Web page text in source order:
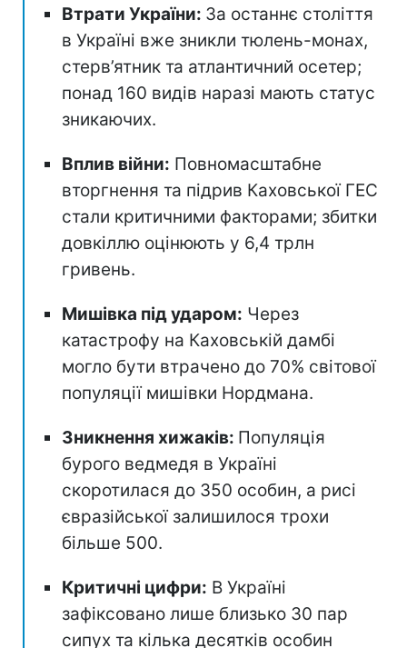
Втрати України: За останнє століття
в Україні вже зникли тюлень-монах,
стерв’ятник та атлантичний осетер;
понад 160 видів наразі мають статус
зникаючих.
Вплив війни: Повномасштабне
вторгнення та підрив Каховської ГЕС
стали критичними факторами; збитки
довкіллю оцінюють у 6,4 трлн
гривень.
Мишівка під ударом: Через
катастрофу на Каховській дамбі
могло бути втрачено до 70% світової
популяції мишівки Нордмана.
Зникнення хижаків: Популяція
бурого ведмедя в Україні
скоротилася до 350 особин, а рисі
євразійської залишилося трохи
більше 500.
Критичні цифри: В Україні
зафіксовано лише близько 30 пар
сипух та кілька десятків особин